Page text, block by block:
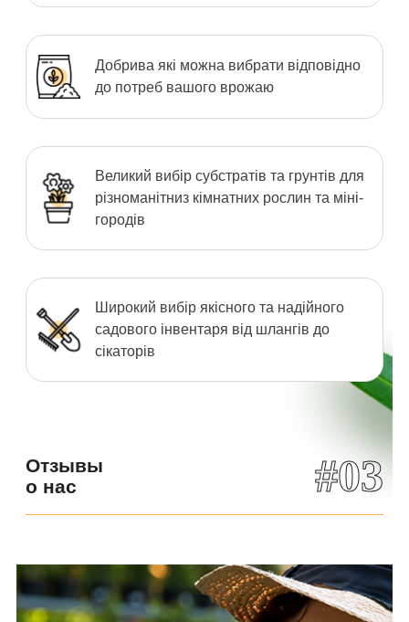
Добрива які можна вибрати відповідно
до потреб вашого врожаю
Великий вибір субстратів та грунтів для
різноманітниз кімнатних рослин та міні-
городів
Широкий вибір якісного та надійного
садового інвентаря від шлангів до
сікаторів
Отзывы
о нас
#03